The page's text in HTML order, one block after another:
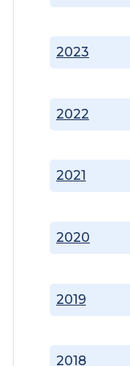
2018
2019
2020
2021
2022
2023